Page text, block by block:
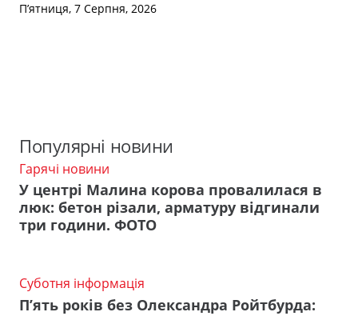
П’ятниця, 7 Серпня, 2026
Популярні новини
Гарячі новини
У центрі Малина корова провалилася в
люк: бетон різали, арматуру відгинали
три години. ФОТО
Суботня інформація
П’ять років без Олександра Ройтбурда: